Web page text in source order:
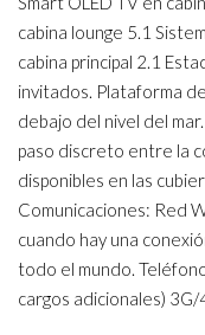
cabina lounge 5.1
cabina principal 2.1
invitados. Plataforma
debajo del nivel del
paso discreto entre la
disponibles en las
Comunicaciones: Red
cuando hay una
todo el mundo.
cargos adicionales)